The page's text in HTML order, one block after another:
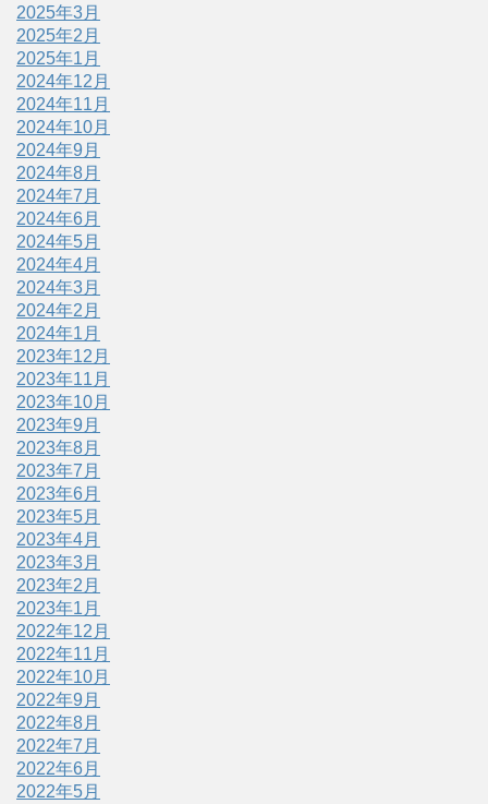
2025年3月
2025年2月
2025年1月
2024年12月
2024年11月
2024年10月
2024年9月
2024年8月
2024年7月
2024年6月
2024年5月
2024年4月
2024年3月
2024年2月
2024年1月
2023年12月
2023年11月
2023年10月
2023年9月
2023年8月
2023年7月
2023年6月
2023年5月
2023年4月
2023年3月
2023年2月
2023年1月
2022年12月
2022年11月
2022年10月
2022年9月
2022年8月
2022年7月
2022年6月
2022年5月